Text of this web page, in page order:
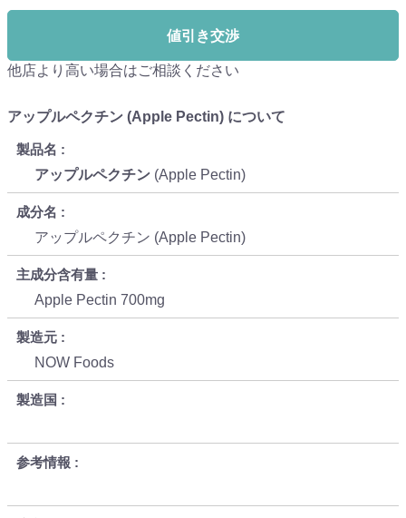
値引き交渉
他店より高い場合はご相談ください
アップルペクチン (Apple Pectin) について
製品名
アップルペクチン (Apple Pectin)
成分名
アップルペクチン (Apple Pectin)
主成分含有量
Apple Pectin 700mg
製造元
NOW Foods
製造国
参考情報